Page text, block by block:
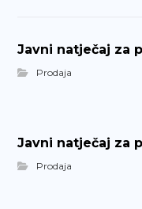
Javni natječaj za
Prodaja
Javni natječaj za
Prodaja